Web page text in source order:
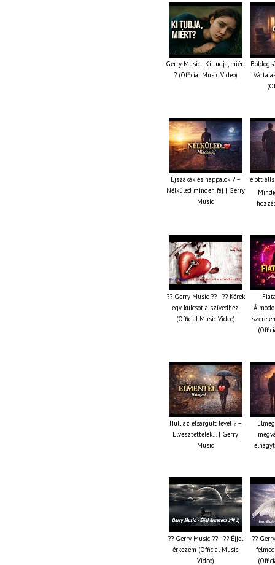
Gerry Music - Ki tudja, miért
? (Official Music Video)
Éjszakák és nappalok ? –
Nélküled minden fáj | Gerry
Music
Te ott
?? Gerry Music ?? - ?? Kérek
egy kulcsot a szívedhez
(Official Music Video)
Hull az elsárgult levél ? –
Elvesztettelek… | Gerry
Music
?? Gerry Music ?? - ?? Éjjel
érkezem (Official Music
Video)
??